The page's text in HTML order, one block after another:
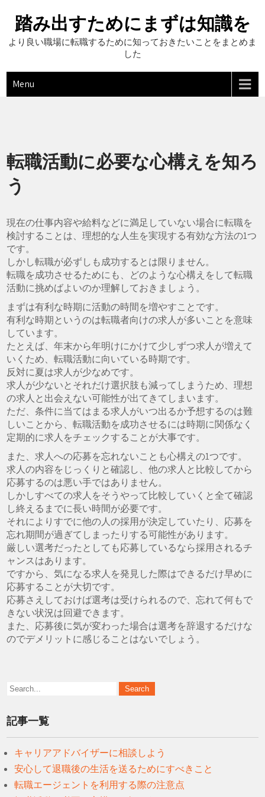
content踏み出すためにまずは知識を
より良い職場に転職するために知っておきたいことをまとめま
した
Menu
転職活動に必要な心構えを知ろ
う
現在の仕事内容や給料などに満足していない場合に転職を
検討することは、理想的な人生を実現する有効な方法の1つ
です。
しかし転職が必ずしも成功するとは限りません。
転職を成功させるためにも、どのような心構えをして転職
活動に挑めばよいのか理解しておきましょう。
まずは有利な時期に活動の時間を増やすことです。
有利な時期というのは転職者向けの求人が多いことを意味
しています。
たとえば、年末から年明けにかけて少しずつ求人が増えて
いくため、転職活動に向いている時期です。
反対に夏は求人が少なめです。
求人が少ないとそれだけ選択肢も減ってしまうため、理想
の求人と出会えない可能性が出てきてしまいます。
ただ、条件に当てはまる求人がいつ出るか予想するのは難
しいことから、転職活動を成功させるには時期に関係なく
定期的に求人をチェックすることが大事です。
また、求人への応募を忘れないことも心構えの1つです。
求人の内容をじっくりと確認し、他の求人と比較してから
応募するのは悪い手ではありません。
しかしすべての求人をそうやって比較していくと全て確認
し終えるまでに長い時間が必要です。
それによりすでに他の人の採用が決定していたり、応募を
忘れ期間が過ぎてしまったりする可能性があります。
厳しい選考だったとしても応募しているなら採用されるチ
ャンスはあります。
ですから、気になる求人を発見した際はできるだけ早めに
応募することが大切です。
応募さえしておけば選考は受けられるので、忘れて何もで
きない状況は回避できます。
また、応募後に気が変わった場合は選考を辞退するだけな
のでデメリットに感じることはないでしょう。
記事一覧
キャリアアドバイザーに相談しよう
安心して退職後の生活を送るためにすべきこと
転職エージェントを利用する際の注意点